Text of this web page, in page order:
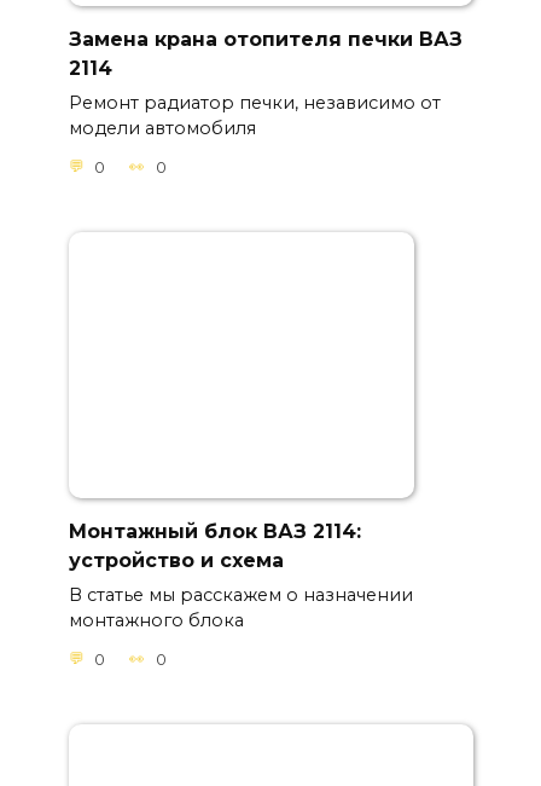
Замена крана отопителя печки ВАЗ
2114
Ремонт радиатор печки, независимо от
модели автомобиля
0 0
Монтажный блок ВАЗ 2114:
устройство и схема
В статье мы расскажем о назначении
монтажного блока
0 0